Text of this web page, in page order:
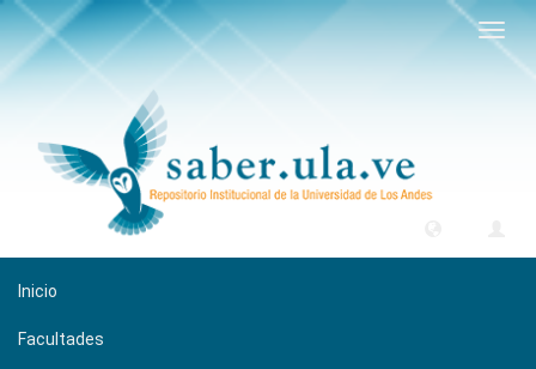
Inicio
Facultades